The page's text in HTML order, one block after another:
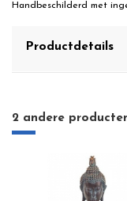
Handbeschilderd met
Productdetails
2 andere